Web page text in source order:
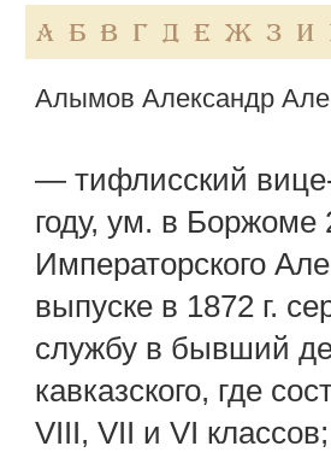
А Б В Г Д Е Ж З И
Алымов Александр
— тифлисский вице-
году, ум. в Боржоме
Императорского
выпуске в 1872 г.
службу в бывший
кавказского, где
VIII, VII и VI